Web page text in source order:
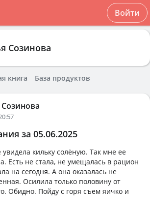
Войти
Созинова
книга База продуктов
за 05.06.2025
кильку солёную. Так мне ее
Есть не стала, не умещалась в рацион
на сегодня. А она оказалась не
Осилила только половину от
Обидно. Пойду с горя съем яичко и